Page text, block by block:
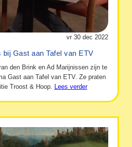
vr 30 dec 2022
bij Gast aan Tafel van ETV
den Brink en Ad Marijnissen zijn te
Gast aan Tafel van ETV. Ze praten
Troost & Hoop. Lees verder